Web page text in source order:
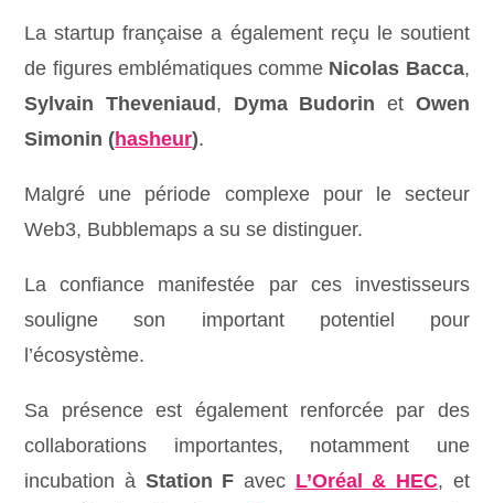
La startup française a également reçu le soutient
de figures emblématiques comme Nicolas Bacca,
Sylvain Theveniaud, Dyma Budorin et Owen
Simonin (hasheur).
Malgré une période complexe pour le secteur
Web3, Bubblemaps a su se distinguer.
La confiance manifestée par ces investisseurs
souligne son important potentiel pour
l’écosystème.
Sa présence est également renforcée par des
collaborations importantes, notamment une
incubation à Station F avec L’Oréal & HEC, et